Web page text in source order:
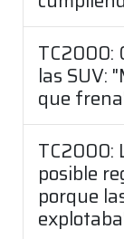
TC2000:
las SUV:
que
TC2000:
posible
porque